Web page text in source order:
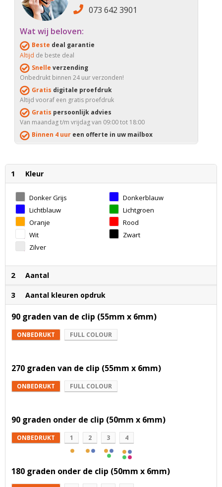
073 642 3901
Wat wij beloven:
Beste deal garantie
Altijd de beste deal
Snelle verzending
Onbedrukt binnen 24 uur verzonden!
Gratis digitale proefdruk
Altijd vooraf een gratis proefdruk
Gratis persoonlijk advies
Van maandag t/m vrijdag van 09:00 tot 18:00
Binnen 4 uur een offerte in uw mailbox
1 Kleur
Donker Grijs
Donkerblauw
Lichtblauw
Lichtgroen
Oranje
Rood
Wit
Zwart
Zilver
2 Aantal
3 Aantal kleuren opdruk
90 graden van de clip (55mm x 6mm)
ONBEDRUKT FULL COLOUR
270 graden van de clip (55mm x 6mm)
ONBEDRUKT FULL COLOUR
90 graden onder de clip (50mm x 6mm)
ONBEDRUKT 1 2 3 4
180 graden onder de clip (50mm x 6mm)